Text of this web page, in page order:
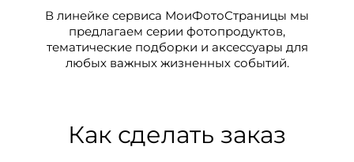
В линейке сервиса МоиФотоСтраницы мы
предлагаем серии фотопродуктов,
тематические подборки и аксессуары для
любых важных жизненных событий.
Как сделать заказ